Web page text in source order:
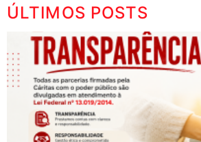
ÚLTIMOS POSTS